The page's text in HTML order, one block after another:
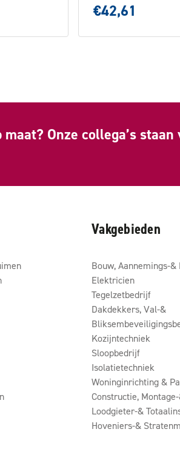
€42,61
Onze collega’s staan
Vakgebieden
Bouw, Aannemings-
Elektricien
Tegelzetbedrijf
Dakdekkers, Val-&
Kozijntechniek
Sloopbedrijf
Isolatietechniek
Woninginrichting &
Constructie,
Loodgieter-&
Hoveniers-&